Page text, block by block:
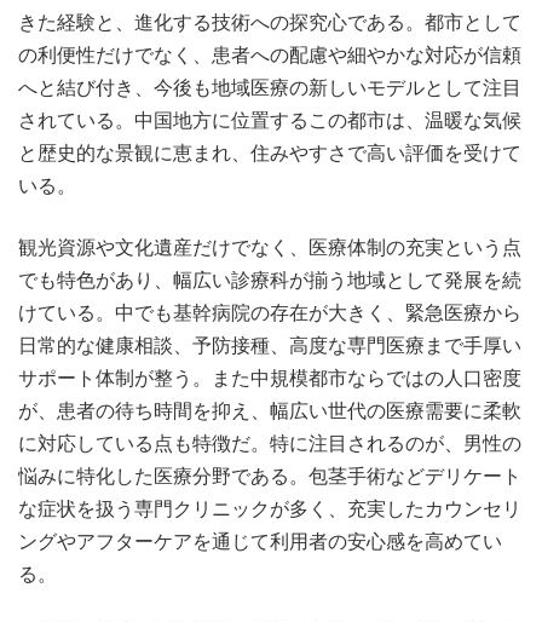
きた経験と、進化する技術への探究心である。都市として
の利便性だけでなく、患者への配慮や細やかな対応が信頼
へと結び付き、今後も地域医療の新しいモデルとして注目
されている。中国地方に位置するこの都市は、温暖な気候
と歴史的な景観に恵まれ、住みやすさで高い評価を受けて
いる。
観光資源や文化遺産だけでなく、医療体制の充実という点
でも特色があり、幅広い診療科が揃う地域として発展を続
けている。中でも基幹病院の存在が大きく、緊急医療から
日常的な健康相談、予防接種、高度な専門医療まで手厚い
サポート体制が整う。また中規模都市ならではの人口密度
が、患者の待ち時間を抑え、幅広い世代の医療需要に柔軟
に対応している点も特徴だ。特に注目されるのが、男性の
悩みに特化した医療分野である。包茎手術などデリケート
な症状を扱う専門クリニックが多く、充実したカウンセリ
ングやアフターケアを通じて利用者の安心感を高めてい
る。